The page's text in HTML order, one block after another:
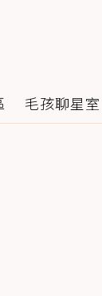
毛孩聊星室